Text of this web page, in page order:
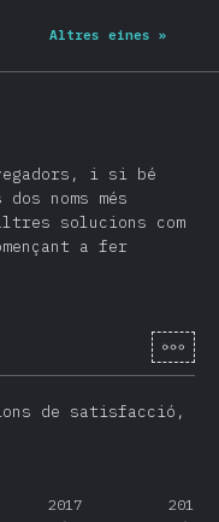
Altres eines »
i si bé
noms més
solucions com
a fer
[ca-
de satisfacció,
2017 2018